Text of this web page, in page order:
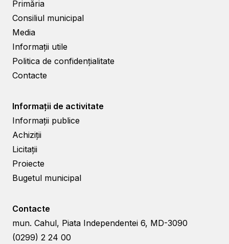
Primăria
Consiliul municipal
Media
Informații utile
Politica de confidențialitate
Contacte
Informații de activitate
Informații publice
Achiziții
Licitații
Proiecte
Bugetul municipal
Contacte
mun. Cahul, Piata Independentei 6, MD-3090
(0299) 2 24 00